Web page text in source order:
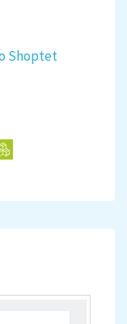
Shoptet